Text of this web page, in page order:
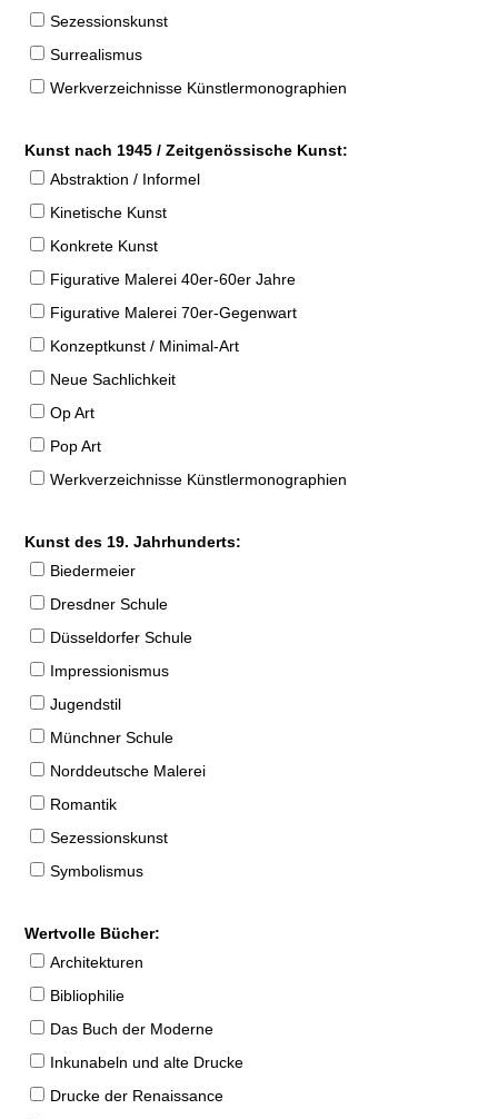
Sezessionskunst
Surrealismus
Werkverzeichnisse Künstlermonographien
Kunst nach 1945 / Zeitgenössische Kunst:
Abstraktion / Informel
Kinetische Kunst
Konkrete Kunst
Figurative Malerei 40er-60er Jahre
Figurative Malerei 70er-Gegenwart
Konzeptkunst / Minimal-Art
Neue Sachlichkeit
Op Art
Pop Art
Werkverzeichnisse Künstlermonographien
Kunst des 19. Jahrhunderts:
Biedermeier
Dresdner Schule
Düsseldorfer Schule
Impressionismus
Jugendstil
Münchner Schule
Norddeutsche Malerei
Romantik
Sezessionskunst
Symbolismus
Wertvolle Bücher:
Architekturen
Bibliophilie
Das Buch der Moderne
Inkunabeln und alte Drucke
Drucke der Renaissance